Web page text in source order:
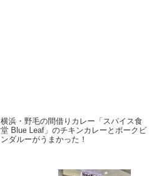
横浜・野毛の間借りカレー「スパイス食
堂 Blue Leaf」のチキンカレーとポークビ
ンダルーがうまかった！